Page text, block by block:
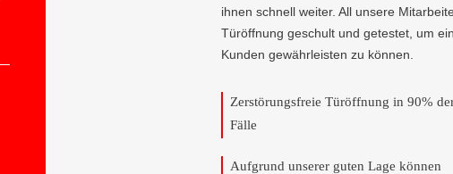
ihnen schnell weiter. All unsere
Türöffnung geschult und getestet, um
Kunden gewährleisten zu können.
Zerstörungsfreie Türöffnung in 90%
Fälle
Aufgrund unserer guten Lage können